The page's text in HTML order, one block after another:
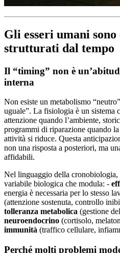
Gli esseri umani
strutturati dal tempo
Il “timing” non è
interna
Non esiste un metabolismo
uguale”. La fisiologia è un sistema
attenzione quando l’ambiente,
programmi di riparazione quando
attività si riduce. Questa
non una risposta a posteriori, ma
affidabili.
Nel linguaggio della
variabile biologica che modula: -
energia è necessaria per lo stesso
(attenzione sostenuta, controllo
tolleranza metabolica (gestione
neuroendocrino (cortisolo,
immunità (traffico cellulare,
Perché molti problemi